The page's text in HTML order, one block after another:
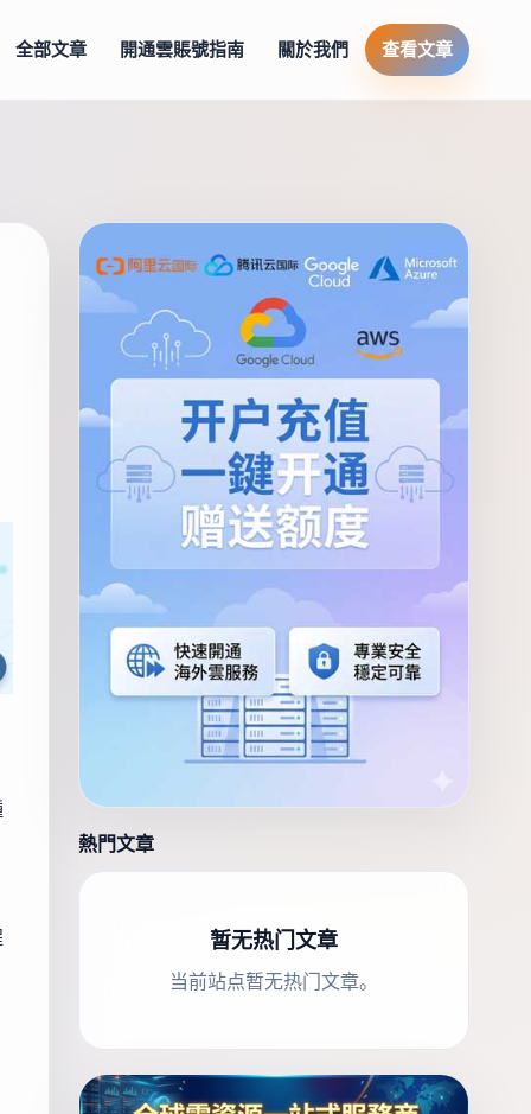
全部文章 開通雲賬號指南 關於我們 查看文章
熱門文章
暂无热门文章
当前站点暂无热门文章。